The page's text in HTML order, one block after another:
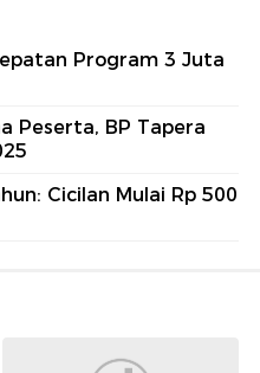
Program 3 Juta
Peserta, BP Tapera
Cicilan Mulai Rp 500